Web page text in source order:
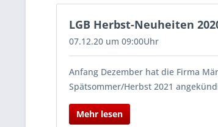
LGB Herbst-Neuheiten
07.12.20 um 09:00Uhr
Anfang Dezember hat die Firma
Spätsommer/Herbst 2021
Mehr lesen